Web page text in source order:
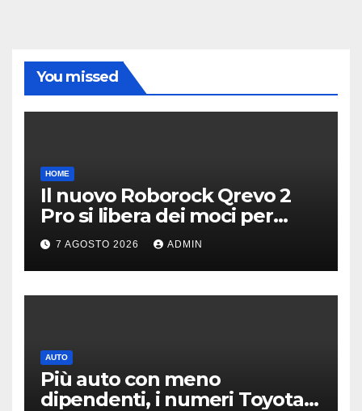
You missed
HOME
Il nuovo Roborock Qrevo 2
Pro si libera dei moci per
pulire i tappeti | PREZZO
7 AGOSTO 2026 ADMIN
AUTO
Più auto con meno
dipendenti, i numeri Toyota